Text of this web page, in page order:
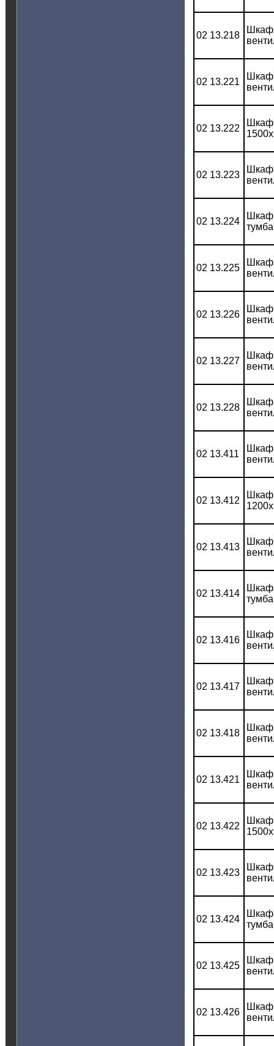
02 13.218
Шкаф
02 13.221
Шкаф
02 13.222
Шкаф
02 13.223
Шкаф
02 13.224
Шкаф
02 13.225
Шкаф
02 13.226
Шкаф
02 13.227
Шкаф
02 13.228
Шкаф
02 13.411
Шкаф
02 13.412
Шкаф
02 13.413
Шкаф
02 13.414
Шкаф
02 13.416
Шкаф
02 13.417
Шкаф
02 13.418
Шкаф
02 13.421
Шкаф
02 13.422
Шкаф
02 13.423
Шкаф
02 13.424
Шкаф
02 13.425
Шкаф
02 13.426
Шкаф